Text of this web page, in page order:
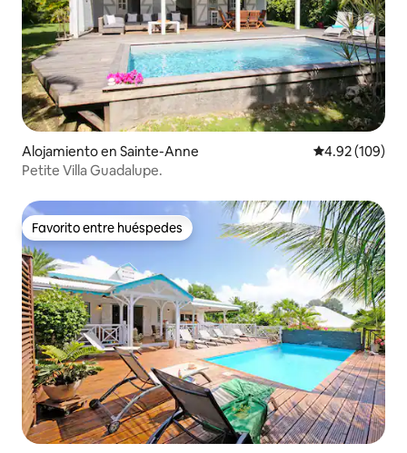
Alojamiento en Sainte-Anne Calificación
4.92 (109)
Petite Villa Guadalupe.
Favorito entre huéspedes
Favorito entre huéspedes